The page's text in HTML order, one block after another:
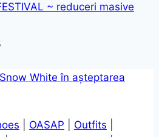
~ reduceri masive
OASAP Outfits